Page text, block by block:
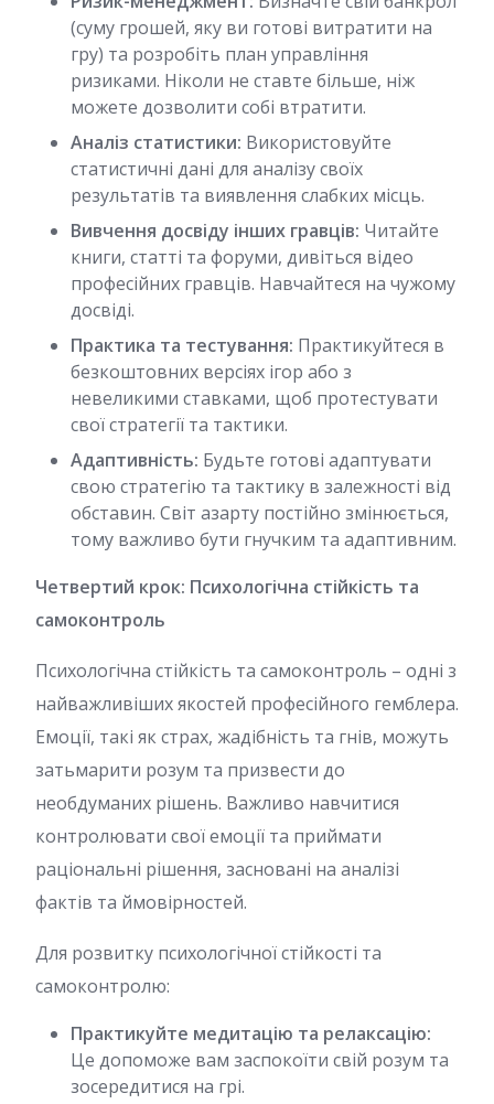
(суму грошей, яку ви готові витратити на
гру) та розробіть план управління
ризиками. Ніколи не ставте більше, ніж
можете дозволити собі втратити.
Аналіз статистики: Використовуйте
статистичні дані для аналізу своїх
результатів та виявлення слабких місць.
Вивчення досвіду інших гравців: Читайте
книги, статті та форуми, дивіться відео
професійних гравців. Навчайтеся на чужому
досвіді.
Практика та тестування: Практикуйтеся в
безкоштовних версіях ігор або з
невеликими ставками, щоб протестувати
свої стратегії та тактики.
Адаптивність: Будьте готові адаптувати
свою стратегію та тактику в залежності від
обставин. Світ азарту постійно змінюється,
тому важливо бути гнучким та адаптивним.
Четвертий крок: Психологічна стійкість та
самоконтроль
Психологічна стійкість та самоконтроль – одні з
найважливіших якостей професійного гемблера.
Емоції, такі як страх, жадібність та гнів, можуть
затьмарити розум та призвести до
необдуманих рішень. Важливо навчитися
контролювати свої емоції та приймати
раціональні рішення, засновані на аналізі
фактів та ймовірностей.
Для розвитку психологічної стійкості та
самоконтролю:
Практикуйте медитацію та релаксацію:
Це допоможе вам заспокоїти свій розум та
зосередитися на грі.